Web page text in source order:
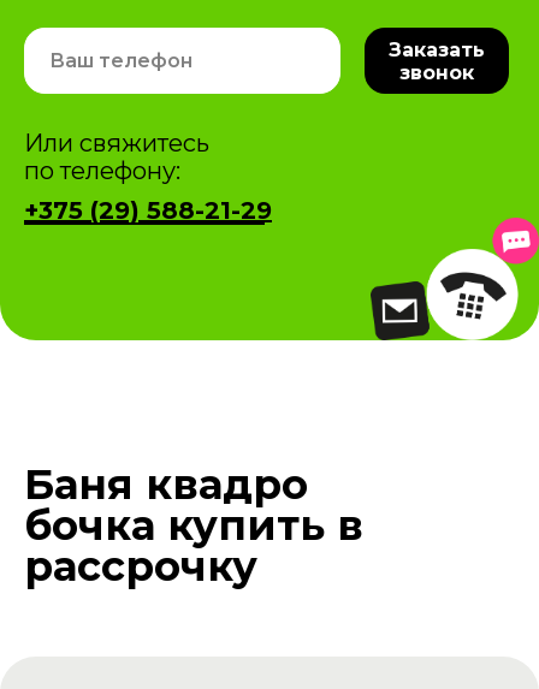
Заказать
звонок
Или свяжитесь
по телефону:
+375 (29) 588-21-29
Баня квадро
бочка купить в
рассрочку